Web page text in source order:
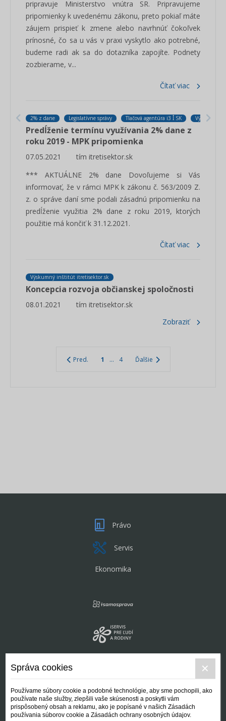
pripravuje Ministerstvo vnútra SR. Pripravujeme
pripomienky k uvedenému zákonu, preto pokiaľ máte
záujem prispieť k zmene alebo navrhnúť čokoľvek
prínosné, čo sa u vás v praxi vyskytlo ako potrebné,
budeme radi ak sa do dotazníka zapojíte. Podnety
zozbierame, v...
Čítať viac
2% z dane Legislatívne správy Tlačová agentúra i3 ꟾ SK Výskumný
Predĺženie termínu využívania 2% dane z
roku 2019 - MPK pripomienka
07.05.2021
tím itretisektor.sk
*** AKTUÁLNE 2% dane Dovoľujeme si Vás
informovať, že v rámci MPK k zákonu č. 563/2009 Z.
z. o správe daní sme podali zásadnú pripomienku na
predĺženie využitia 2% dane z roku 2019, ktorých
použitie má končiť k 31.12.2021.
Čítať viac
Výskumný inštitút itretisektor.sk
Koncepcia rozvoja občianskej spoločnosti
08.01.2021
tím itretisektor.sk
Zobraziť
Pred. 1 ... 4 Ďalšie
Právo
Servis
Ekonomika
Správa cookies
Používame súbory cookie a podobné technológie, aby sme pochopili, ako
používate naše služby, zlepšili vaše skúsenosti a poskytli vám
prispôsobený obsah a reklamu, ako je popísané v našich Zásadách
používania súborov cookie a Zásadách ochrany osobných údajov.